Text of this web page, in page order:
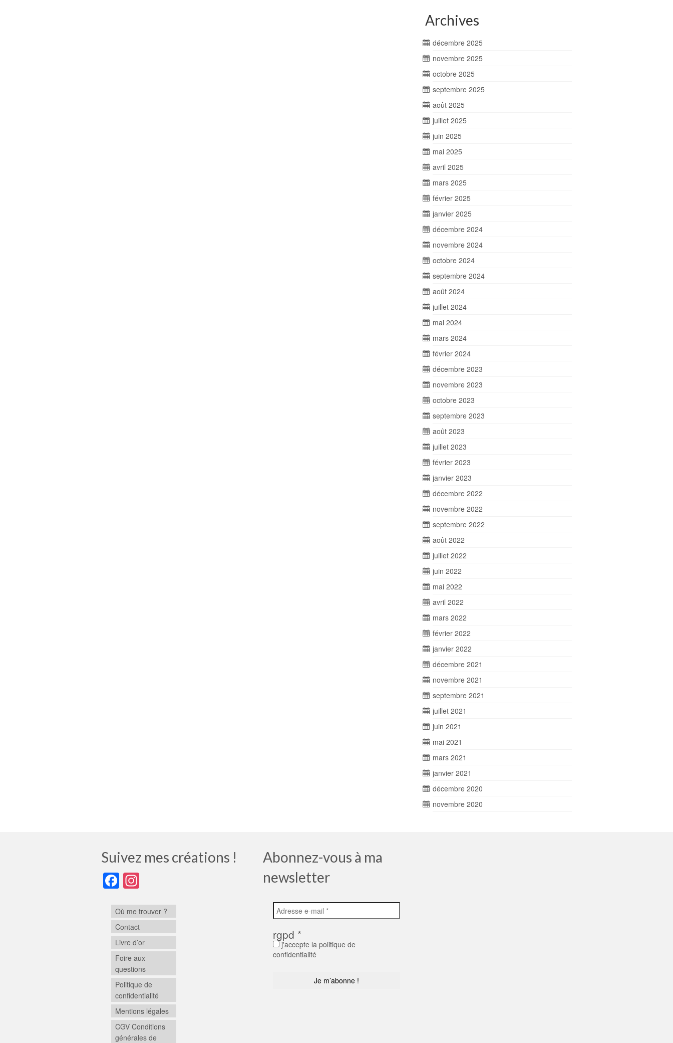
Archives
décembre 2025
novembre 2025
octobre 2025
septembre 2025
août 2025
juillet 2025
juin 2025
mai 2025
avril 2025
mars 2025
février 2025
janvier 2025
décembre 2024
novembre 2024
octobre 2024
septembre 2024
août 2024
juillet 2024
mai 2024
mars 2024
février 2024
décembre 2023
novembre 2023
octobre 2023
septembre 2023
août 2023
juillet 2023
février 2023
janvier 2023
décembre 2022
novembre 2022
septembre 2022
août 2022
juillet 2022
juin 2022
mai 2022
avril 2022
mars 2022
février 2022
janvier 2022
décembre 2021
novembre 2021
septembre 2021
juillet 2021
juin 2021
mai 2021
mars 2021
janvier 2021
décembre 2020
novembre 2020
Suivez mes créations !
Facebook
Où me trouver ?
Contact
Livre d’or
Foire aux
questions
Politique de
confidentialité
Mentions légales
CGV Conditions
générales de
Abonnez-vous à ma
newsletter
rgpd *
j'accepte la politique de
confidentialité